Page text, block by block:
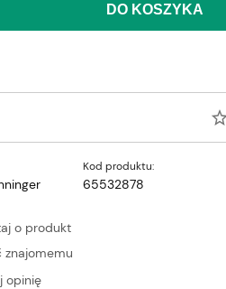
DO KOSZYKA
Kod produktu:
65532878
o produkt
znajomemu
opinię